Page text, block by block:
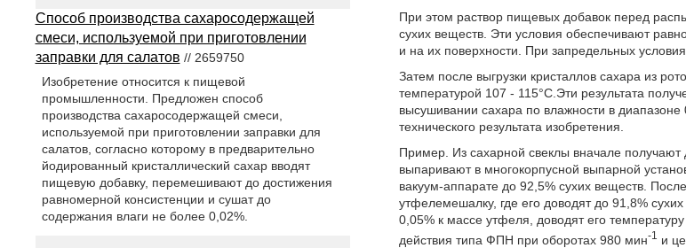
При этом раствор пищевых добавок перед
сухих веществ. Эти условия обеспечивают
и на их поверхности. При запредельных
Затем после выгрузки кристаллов сахара из
температурой 107 - 115°С.Эти результата
высушивании сахара по влажности в
технического результата изобретения.
Пример. Из сахарной свеклы вначале получают
выпаривают в многокорпусной выпарной
вакуум-аппарате до 92,5% сухих веществ.
утфелемешалку, где его доводят до 91,8%
0,05% к массе утфеля, доводят его
действия типа ФПН при оборотах 980 мин-1
и
Способ производства сахаросодержащей
смеси, используемой при приготовлении
заправки для салатов // 2659750
Изобретение относится к пищевой
промышленности. Предложен способ
производства сахаросодержащей смеси,
используемой при приготовлении заправки для
салатов, согласно которому в предварительно
йодированный кристаллический сахар вводят
пищевую добавку, перемешивают до достижения
равномерной консистенции и сушат до
содержания влаги не более 0,02%.